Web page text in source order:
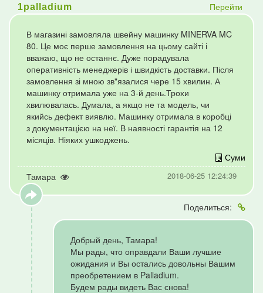
1palladium Перейти
В магазині замовляла швейну машинку MINERVA MC
80. Це моє перше замовлення на цьому сайті і
вважаю, що не останнє. Дуже порадувала
оперативність менеджерів і швидкість доставки. Після
замовлення зі мною зв"язалися чере 15 хвилин. А
машинку отримала уже на 3-й день.Трохи
хвилювалась. Думала, а якщо не та модель, чи
якийсь дефект виявлю. Машинку отримала в коробці
з документацією на неї. В наявності гарантія на 12
місяців. Ніяких ушкоджень.
Суми
Тамара
2018-06-25 12:24:39
Поделиться:
Добрый день, Тамара!
Мы рады, что оправдали Ваши лучшие
ожидания и Вы остались довольны Вашим
преобретением в Palladium.
Будем рады видеть Вас снова!